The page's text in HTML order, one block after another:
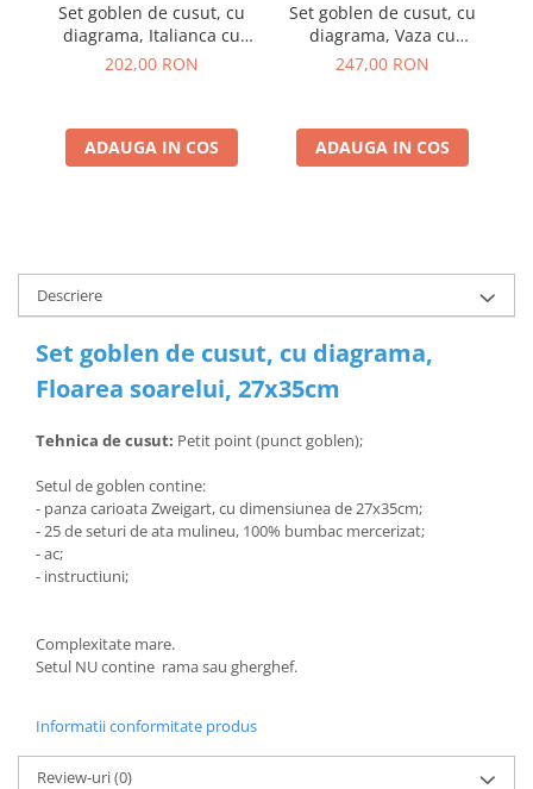
Set goblen de cusut, cu
diagrama, Italianca cu
flori, 26x30cm
202,00 RON
ADAUGA IN COS
Set goblen de cusut, cu
diagrama, Vaza cu
trandafiri si flori,
247,00 RON
ADAUGA IN COS
Descriere
Set goblen de cusut, cu diagrama,
Floarea soarelui, 27x35cm
Tehnica de cusut: Petit point (punct goblen);
Setul de goblen contine:
- panza carioata Zweigart, cu dimensiunea de 27x35cm;
- 25 de seturi de ata mulineu, 100% bumbac mercerizat;
- ac;
- instructiuni;
Complexitate mare.
Setul NU contine rama sau gherghef.
Informatii conformitate produs
Review-uri(0)